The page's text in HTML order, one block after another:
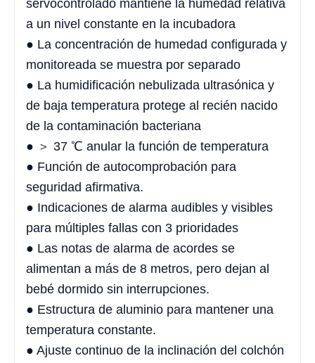
servocontrolado mantiene la humedad relativa
a un nivel constante en la incubadora
● La concentración de humedad configurada y
monitoreada se muestra por separado
● La humidificación nebulizada ultrasónica y
de baja temperatura protege al recién nacido
de la contaminación bacteriana
● ＞ 37 ℃ anular la función de temperatura
● Función de autocomprobación para
seguridad afirmativa.
● Indicaciones de alarma audibles y visibles
para múltiples fallas con 3 prioridades
● Las notas de alarma de acordes se
alimentan a más de 8 metros, pero dejan al
bebé dormido sin interrupciones.
● Estructura de aluminio para mantener una
temperatura constante.
● Ajuste continuo de la inclinación del colchón